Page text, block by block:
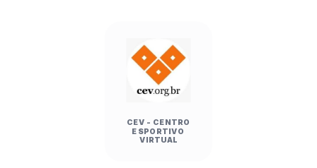
CEV - CENTRO
ESPORTIVO
VIRTUAL